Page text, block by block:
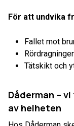
För att undvika
Fallet mot
Tätskikt och
Dåderman –
av helheten